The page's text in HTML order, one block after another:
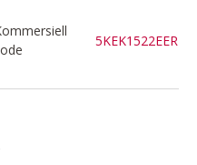
5KEK1522EER